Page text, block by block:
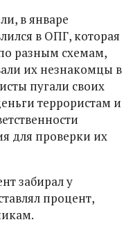
в январе
в ОПГ, которая
разным схемам,
их незнакомцы в
пугали своих
террористам и
для проверки их
забирал у
процент,